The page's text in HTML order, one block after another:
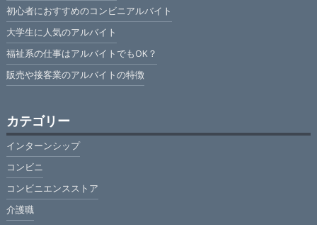
初心者におすすめのコンビニアルバイト
大学生に人気のアルバイト
福祉系の仕事はアルバイトでもOK？
販売や接客業のアルバイトの特徴
カテゴリー
インターンシップ
コンビニ
コンビニエンスストア
介護職